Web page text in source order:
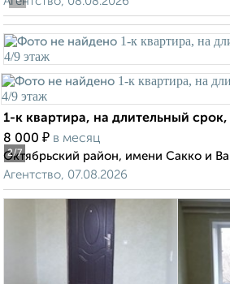
2/7
1-к квартира, на длительный
8 000 ₽ в месяц
Октябрьский район, имени Сакко и
Агентство, 07.08.2026